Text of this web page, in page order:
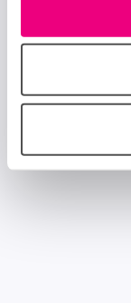
linksonder elke
in het tabblad